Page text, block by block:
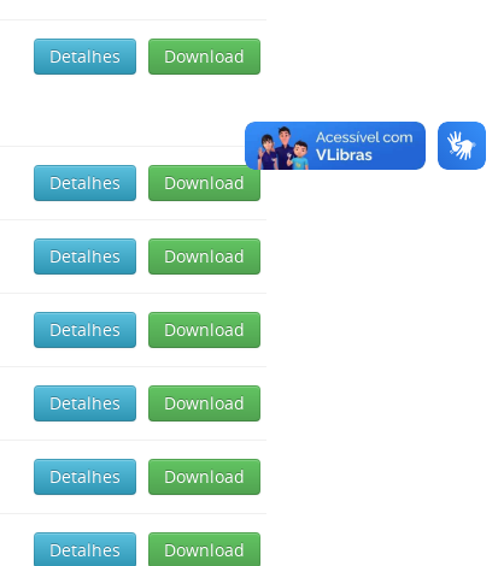
Download
Detalhes
Download
Detalhes
Download
Detalhes
Download
Detalhes
Download
Detalhes
Download
Detalhes
Download
Detalhes